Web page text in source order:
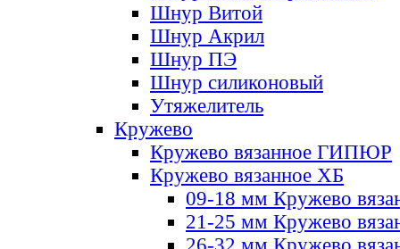
Шнур Витой
Шнур Акрил
Шнур ПЭ
Шнур силиконовый
Утяжелитель
Кружево
Кружево вязанное ГИПЮР
Кружево вязанное ХБ
09-18 мм Кружево
21-25 мм Кружево